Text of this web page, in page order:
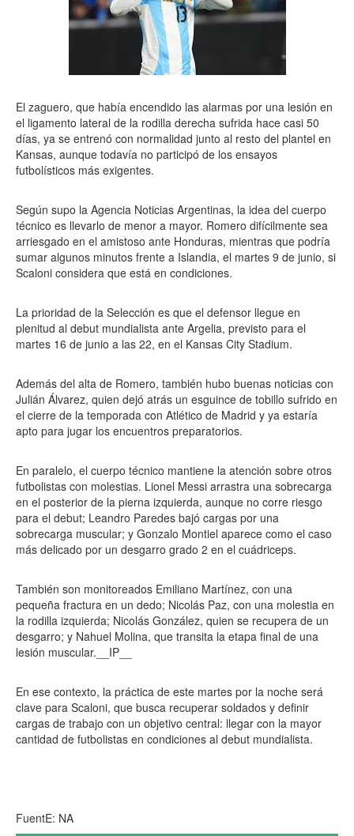
El zaguero, que había encendido las alarmas por una lesión en
el ligamento lateral de la rodilla derecha sufrida hace casi 50
días, ya se entrenó con normalidad junto al resto del plantel en
Kansas, aunque todavía no participó de los ensayos
futbolísticos más exigentes.
Según supo la Agencia Noticias Argentinas, la idea del cuerpo
técnico es llevarlo de menor a mayor. Romero difícilmente sea
arriesgado en el amistoso ante Honduras, mientras que podría
sumar algunos minutos frente a Islandia, el martes 9 de junio, si
Scaloni considera que está en condiciones.
La prioridad de la Selección es que el defensor llegue en
plenitud al debut mundialista ante Argelia, previsto para el
martes 16 de junio a las 22, en el Kansas City Stadium.
Además del alta de Romero, también hubo buenas noticias con
Julián Álvarez, quien dejó atrás un esguince de tobillo sufrido en
el cierre de la temporada con Atlético de Madrid y ya estaría
apto para jugar los encuentros preparatorios.
En paralelo, el cuerpo técnico mantiene la atención sobre otros
futbolistas con molestias. Lionel Messi arrastra una sobrecarga
en el posterior de la pierna izquierda, aunque no corre riesgo
para el debut; Leandro Paredes bajó cargas por una
sobrecarga muscular; y Gonzalo Montiel aparece como el caso
más delicado por un desgarro grado 2 en el cuádriceps.
También son monitoreados Emiliano Martínez, con una
pequeña fractura en un dedo; Nicolás Paz, con una molestia en
la rodilla izquierda; Nicolás González, quien se recupera de un
desgarro; y Nahuel Molina, que transita la etapa final de una
lesión muscular.__IP__
En ese contexto, la práctica de este martes por la noche será
clave para Scaloni, que busca recuperar soldados y definir
cargas de trabajo con un objetivo central: llegar con la mayor
cantidad de futbolistas en condiciones al debut mundialista.
FuentE: NA